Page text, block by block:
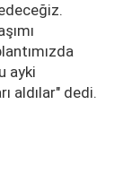
ayki
aldılar" dedi.